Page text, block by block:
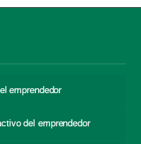
emprendedor
del emprendedor